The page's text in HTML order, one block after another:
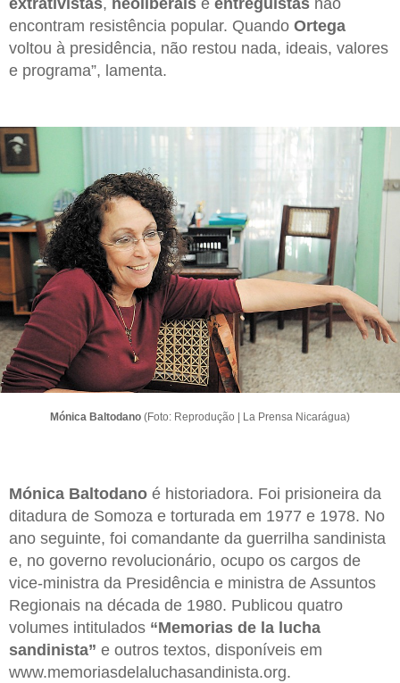
extrativistas, neoliberais e entreguistas não
encontram resistência popular. Quando Ortega
voltou à presidência, não restou nada, ideais, valores
e programa”, lamenta.
Mónica Baltodano (Foto: Reprodução | La Prensa Nicarágua)
Mónica Baltodano é historiadora. Foi prisioneira da
ditadura de Somoza e torturada em 1977 e 1978. No
ano seguinte, foi comandante da guerrilha sandinista
e, no governo revolucionário, ocupo os cargos de
vice-ministra da Presidência e ministra de Assuntos
Regionais na década de 1980. Publicou quatro
volumes intitulados “Memorias de la lucha
sandinista” e outros textos, disponíveis em
www.memoriasdelaluchasandinista.org.